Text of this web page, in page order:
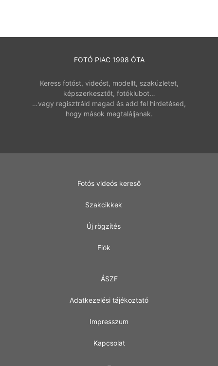
FOTÓ PIAC 1998 ÓTA
Keress fotóst, videóst, modellt, szaküzletet,
képszerkesztőt, fotóklubot…
…vagy regisztráld magad és add fel hirdetésed,
hogy mások megtaláljanak.
Fotós videós kereső
Szakcikkek
Új rögzítés
Fiók
ÁSZF
Adatkezelési tájékoztató
Impresszum
Kapcsolat